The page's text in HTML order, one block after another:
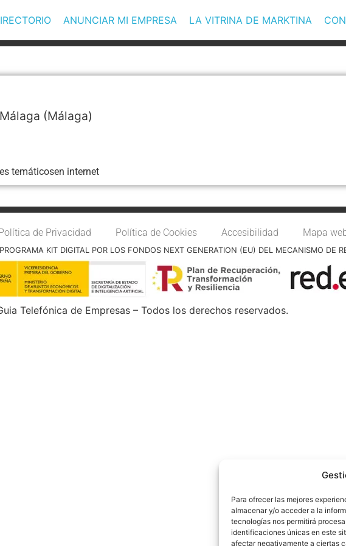
Para ofrecer las mejores
almacenar y/o acceder a la
tecnologías nos permitirá
identificaciones únicas en este
afectar negativamente a ciertas
ANUNCIAR MI EMPRESA LA VITRINA DE MARKTINA
Málaga (Málaga)
temáticosen internet
de Privacidad Política de Cookies Accesibilidad Mapa
KIT DIGITAL POR LOS FONDOS NEXT GENERATION (EU) DEL MECANISMO DE
Telefónica de Empresas – Todos los derechos reservados.